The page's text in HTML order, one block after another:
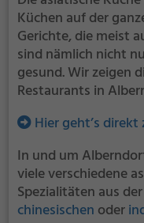
Küchen auf der
Gerichte, die meist
sind nämlich nicht
gesund. Wir zeigen
Restaurants in
Hier geht’s
In und um
viele verschiedene
Spezialitäten aus
chinesischen oder